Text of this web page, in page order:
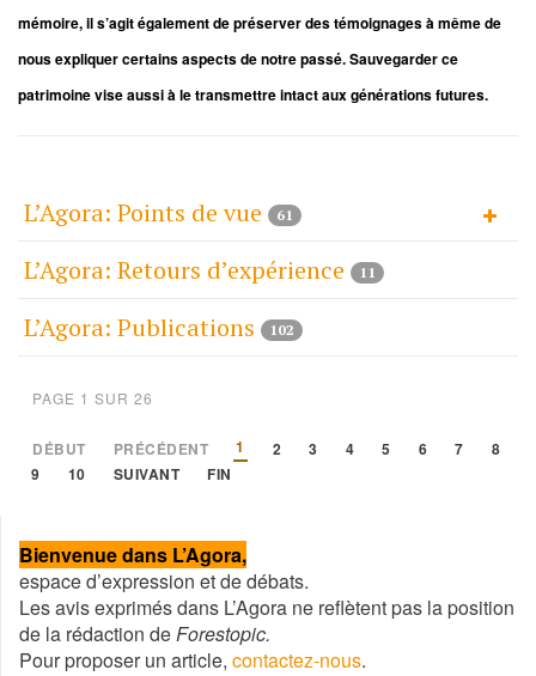
mémoire, il s’agit également de préserver des témoignages à même de
nous expliquer certains aspects de notre passé. Sauvegarder ce
patrimoine vise aussi à le transmettre intact aux générations futures.
L’Agora: Points de vue 61
L’Agora: Retours d’expérience 11
L’Agora: Publications 102
PAGE 1 SUR 26
DÉBUT PRÉCÉDENT 1 2 3 4 5 6 7
8
9
10 SUIVANT FIN
Bienvenue dans L’Agora,
espace d’expression et de débats.
Les avis exprimés dans L’Agora ne reflètent pas la position
de la rédaction deForestopic.
Pour proposer un article, contactez-nous.